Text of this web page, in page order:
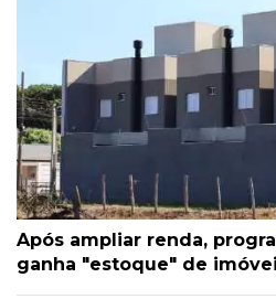
Após ampliar renda,
ganha "estoque" de